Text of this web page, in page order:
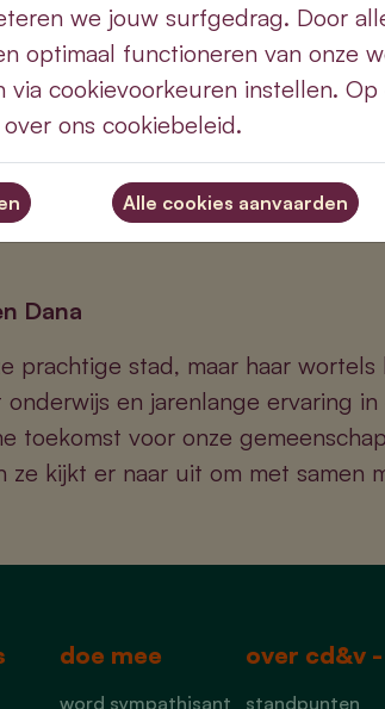
Dana
stad, maar haar
en jarenlange ervaring
toekomst voor onze
kijkt er naar uit om met samen
doe mee
word sympathisant
over cd&v
standpunten
we jouw surfgedrag. Door
optimaal functioneren van onze
via cookievoorkeuren instellen.
ons cookiebeleid.